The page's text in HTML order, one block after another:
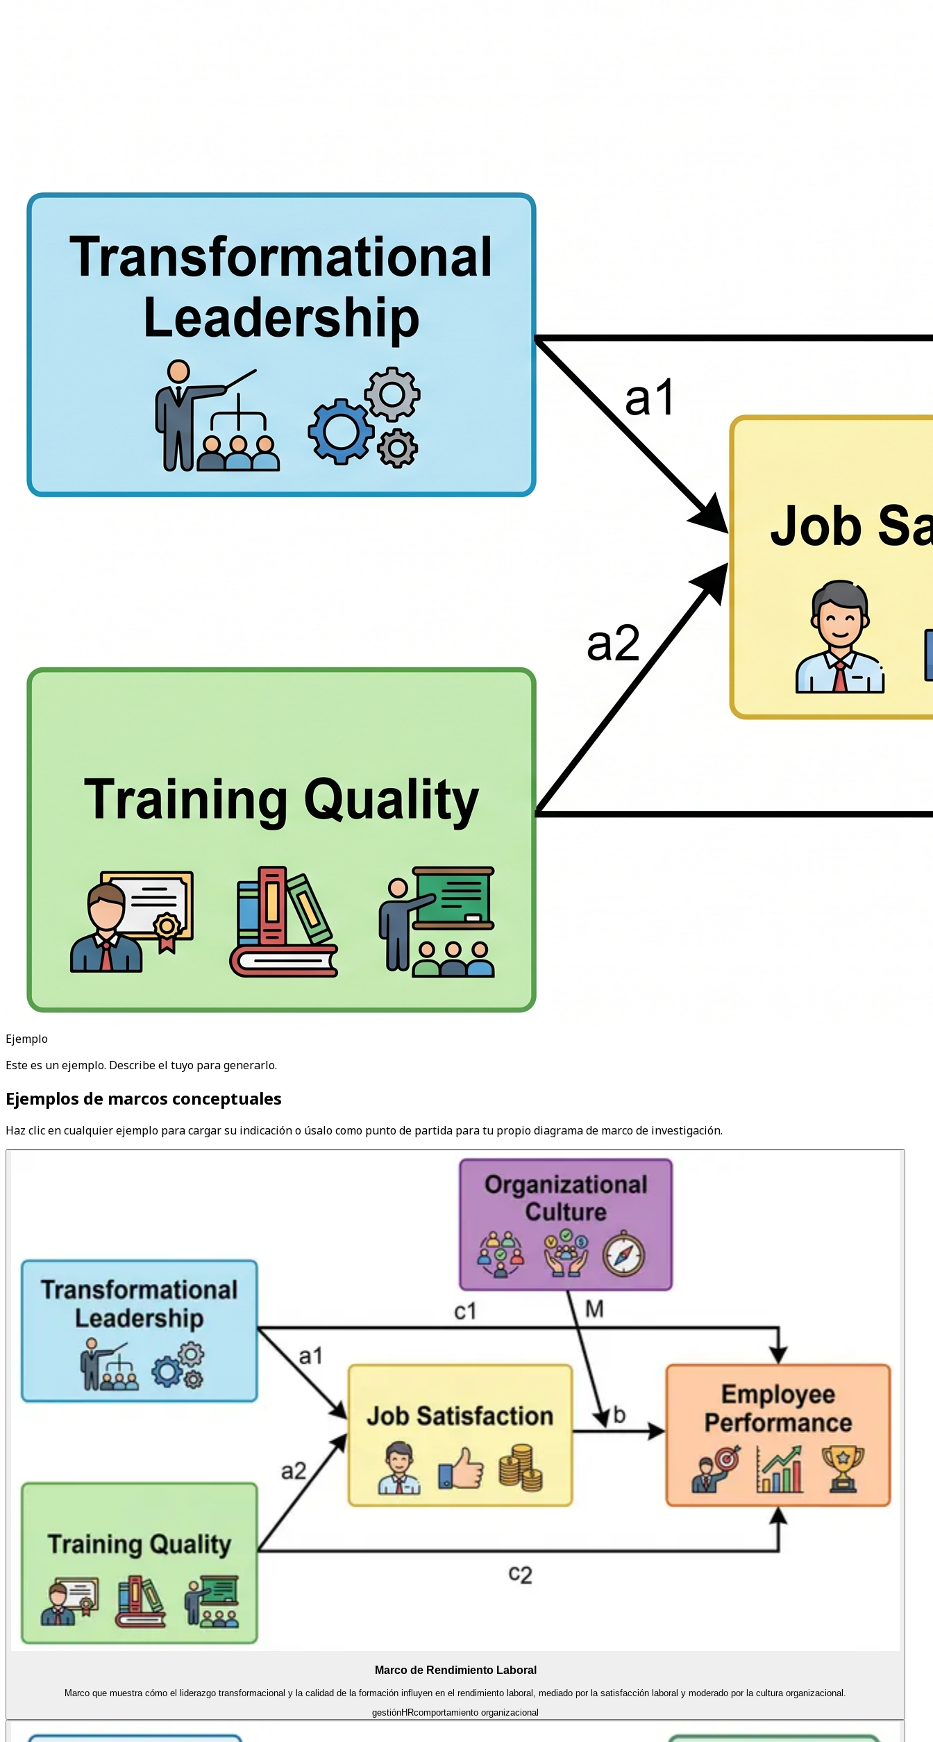
Ejemplo
Este es un ejemplo. Describe el tuyo para generarlo.
Ejemplos de marcos conceptuales
Haz clic en cualquier ejemplo para cargar su indicación o úsalo como punto de partida para tu propio diagrama de marco de investigación.
Marco de Rendimiento Laboral
Marco que muestra cómo el liderazgo transformacional y la calidad de la formación influyen en el rendimiento laboral, mediado por la satisfacción laboral y moderado por la cultura organizacional.
gestiónHRcomportamiento organizacional